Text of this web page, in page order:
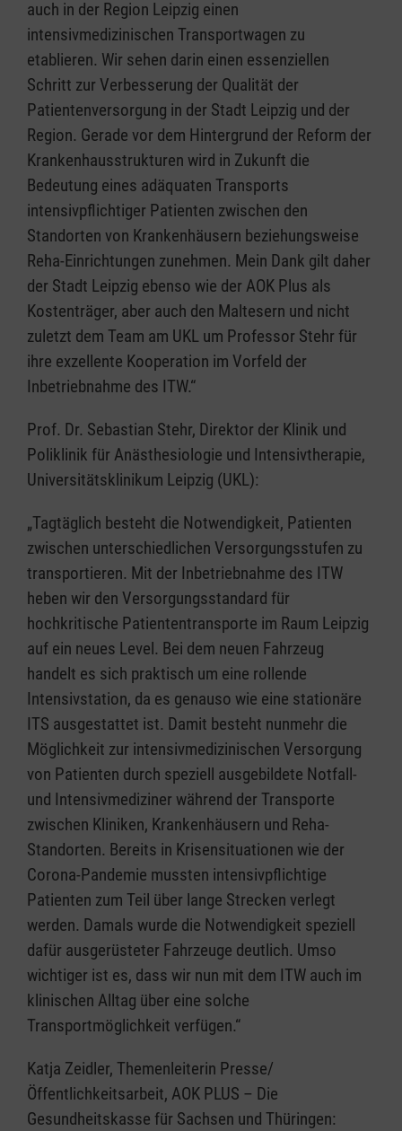
auch in der Region Leipzig einen
intensivmedizinischen Transportwagen zu
etablieren. Wir sehen darin einen essenziellen
Schritt zur Verbesserung der Qualität der
Patientenversorgung in der Stadt Leipzig und der
Region. Gerade vor dem Hintergrund der Reform der
Krankenhausstrukturen wird in Zukunft die
Bedeutung eines adäquaten Transports
intensivpflichtiger Patienten zwischen den
Standorten von Krankenhäusern beziehungsweise
Reha-Einrichtungen zunehmen. Mein Dank gilt daher
der Stadt Leipzig ebenso wie der AOK Plus als
Kostenträger, aber auch den Maltesern und nicht
zuletzt dem Team am UKL um Professor Stehr für
ihre exzellente Kooperation im Vorfeld der
Inbetriebnahme des ITW.“
Prof. Dr. Sebastian Stehr, Direktor der Klinik und
Poliklinik für Anästhesiologie und Intensivtherapie,
Universitätsklinikum Leipzig (UKL):
„Tagtäglich besteht die Notwendigkeit, Patienten
zwischen unterschiedlichen Versorgungsstufen zu
transportieren. Mit der Inbetriebnahme des ITW
heben wir den Versorgungsstandard für
hochkritische Patiententransporte im Raum Leipzig
auf ein neues Level. Bei dem neuen Fahrzeug
handelt es sich praktisch um eine rollende
Intensivstation, da es genauso wie eine stationäre
ITS ausgestattet ist. Damit besteht nunmehr die
Möglichkeit zur intensivmedizinischen Versorgung
von Patienten durch speziell ausgebildete Notfall-
und Intensivmediziner während der Transporte
zwischen Kliniken, Krankenhäusern und Reha-
Standorten. Bereits in Krisensituationen wie der
Corona-Pandemie mussten intensivpflichtige
Patienten zum Teil über lange Strecken verlegt
werden. Damals wurde die Notwendigkeit speziell
dafür ausgerüsteter Fahrzeuge deutlich. Umso
wichtiger ist es, dass wir nun mit dem ITW auch im
klinischen Alltag über eine solche
Transportmöglichkeit verfügen.“
Katja Zeidler, Themenleiterin Presse/
Öffentlichkeitsarbeit, AOK PLUS – Die
Gesundheitskasse für Sachsen und Thüringen: